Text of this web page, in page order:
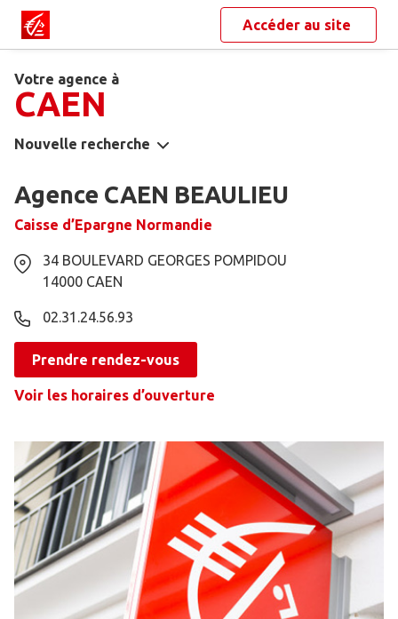
Accéder au site
Votre agence à
CAEN
Nouvelle recherche
Agence CAEN BEAULIEU
Caisse d’Epargne Normandie
34 BOULEVARD GEORGES POMPIDOU
14000 CAEN
02.31.24.56.93
Prendre rendez-vous
Voir les horaires d’ouverture